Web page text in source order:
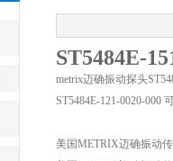
ST5484E-
metrix迈确振动探头
ST5484E-121-0020-000
美国METRIX迈确振动